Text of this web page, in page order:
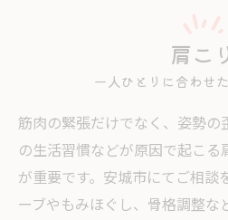
肩こ
一人ひとりに合わせ
筋肉の緊張だけでなく、姿勢の
の生活習慣などが原因で起こ
が重要です。安城市にてご相談
ーブやもみほぐし、骨格調整な